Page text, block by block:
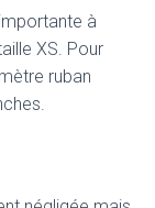
à
XS. Pour
ruban